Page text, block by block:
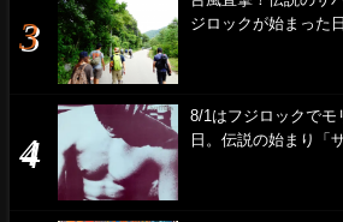
ジロックが始まった日
8/1はフジロックでモ
日。伝説の始まり「